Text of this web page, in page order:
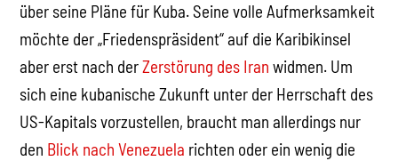
über seine Pläne für Kuba. Seine volle Aufmerksamkeit
möchte der „Friedenspräsident“ auf die Karibikinsel
aber erst nach derZerstörung des Iran widmen. Um
sich eine kubanische Zukunft unter der Herrschaft des
US-Kapitals vorzustellen, braucht man allerdings nur
den Blick nach Venezuela richten oder ein wenig die